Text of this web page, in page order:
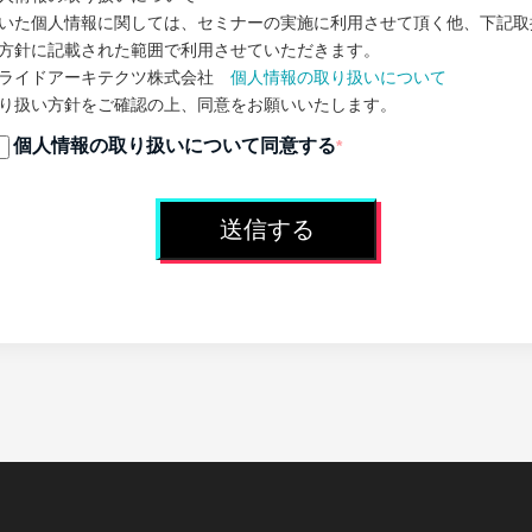
た個人情報に関しては、セミナーの実施に利用させて頂く他、下記
針に記載された範囲で利用させていただきます。
イドアーキテクツ株式会社 個人情報の取り扱いについて
扱い方針をご確認の上、同意をお願いいたします。
個人情報の取り扱いについて同意する*